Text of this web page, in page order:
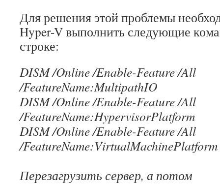
Для решения этой проблемы
Hyper-V выполнить следующие
строке:
DISM /Online /Enable-Feature /All
/FeatureName:MultipathIO
DISM /Online /Enable-Feature /All
/FeatureName:HypervisorPlatform
DISM /Online /Enable-Feature /All
/FeatureName:VirtualMachinePlatform
Перезагрузить сервер, а потом